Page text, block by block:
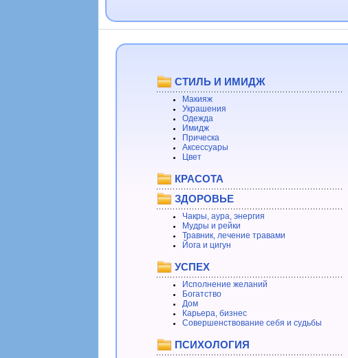
СТИЛЬ И ИМИДЖ
Макияж
Украшения
Одежда
Имидж
Прическа
Аксессуары
Цвет
КРАСОТА
ЗДОРОВЬЕ
Чакры, аура, энергия
Мудры и рейки
Травник, лечение травами
Йога и цигун
УСПЕХ
Исполнение желаний
Богатство
Дом
Карьера, бизнес
Совершенствование себя и судьбы
ПСИХОЛОГИЯ